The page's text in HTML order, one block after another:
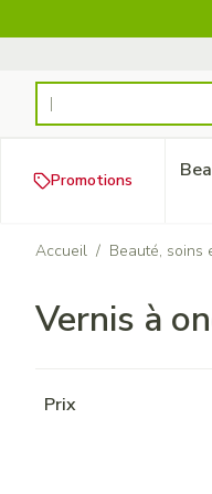
Rechercher
Promotions
Accueil / Beauté, soins
Vernis à
Prix